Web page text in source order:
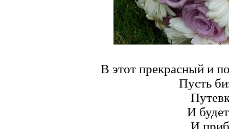
В этот прекрасный и
Пусть
И
И